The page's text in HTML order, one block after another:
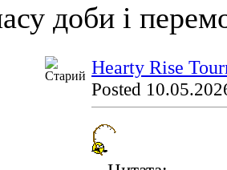
доби і
Hearty Rise
Posted